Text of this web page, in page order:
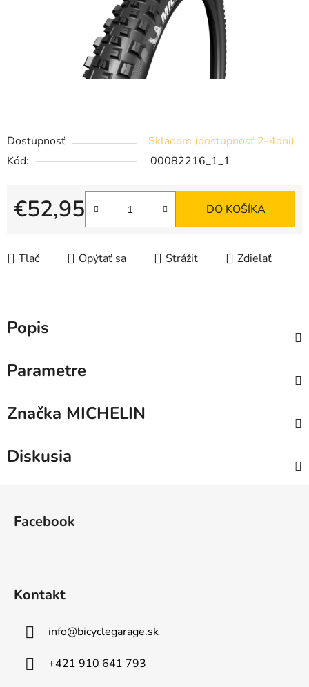
Dostupnosť
Skladom (dostupnosť 2-4dni)
Kód:
00082216_1_1
€52,95
Jednotková cena:
DO KOŠÍKA
Tlač Opýtať sa Strážiť Zdieľať
Popis
Parametre
Značka MICHELIN
Diskusia
Facebook
Kontakt
info@bicyclegarage.sk
+421 910 641 793